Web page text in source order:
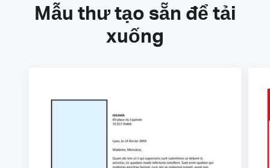
Mẫu thư tạo sẵn để tải
xuống